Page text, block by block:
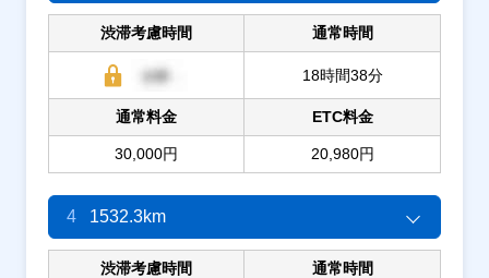
渋滞考慮時間 通常時間
18時間38分
通常料金
30,000円
ETC料金
20,980円
4 1532.3km
渋滞考慮時間 通常時間